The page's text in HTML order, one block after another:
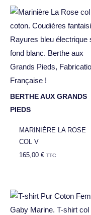
BERTHE AUX GRANDS
PIEDS
MARINIÈRE LA ROSE
COL V
165,00 € TTC